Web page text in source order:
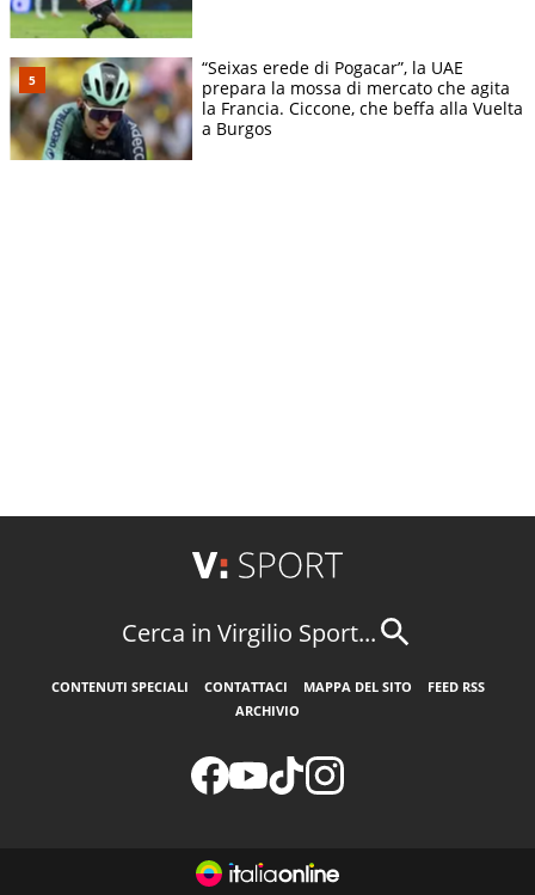
“Seixas erede di Pogacar”, la UAE
prepara la mossa di mercato che agita
la Francia. Ciccone, che beffa alla Vuelta
a Burgos
Cerca in Virgilio Sport...
CONTENUTI SPECIALI CONTATTACI MAPPA DEL SITO
FEED RSS
ARCHIVIO